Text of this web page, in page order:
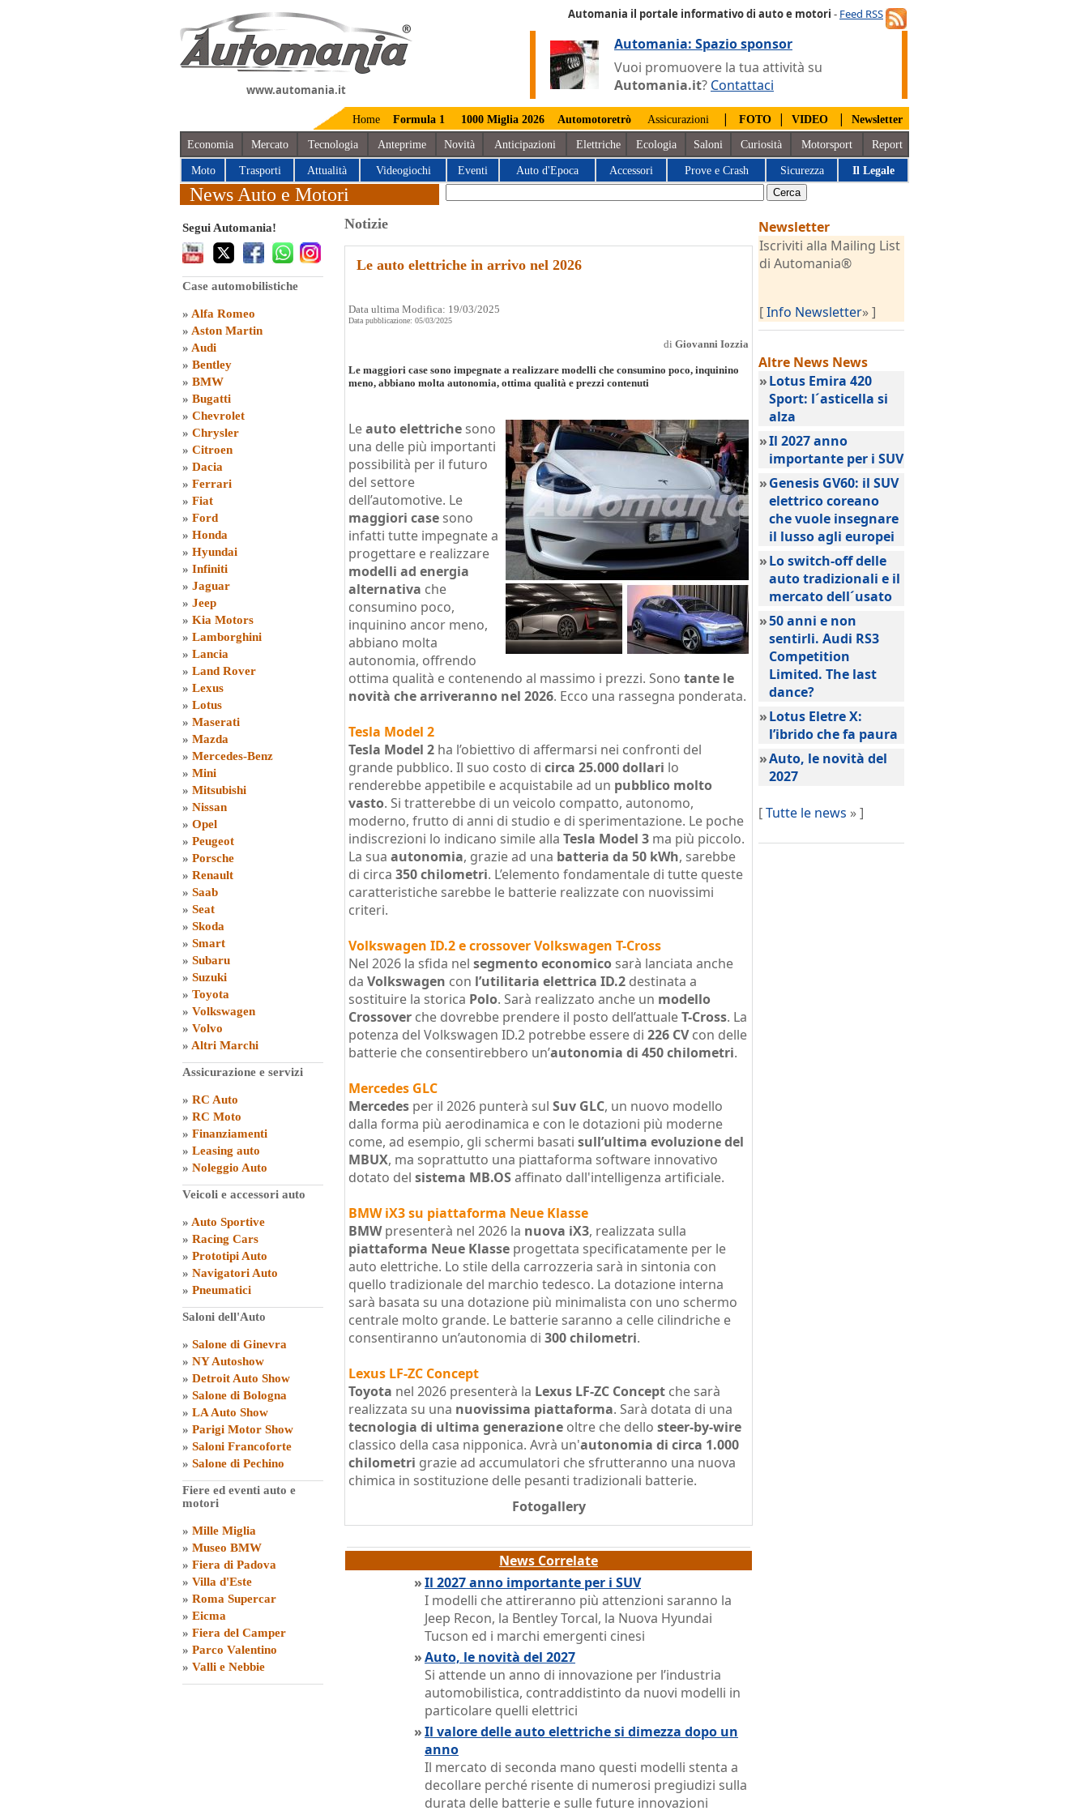
www.automania.it
Automania il portale informativo di auto e motori - Feed RSS
Automania: Spazio sponsor
Vuoi promuovere la tua attività su
Automania.it? Contattaci
Home Formula 1 1000 Miglia 2026 Automotoretrò Assicurazioni | FOTO | VIDEO | Newsletter
Economia Mercato Tecnologia Anteprime Novità Anticipazioni Elettriche Ecologia Saloni Curiosità Motorsport Report
Moto Trasporti Attualità Videogiochi Eventi Auto d'Epoca Accessori Prove e Crash Sicurezza Il Legale
News Auto e Motori
Segui Automania!
Case automobilistiche
» Alfa Romeo
» Aston Martin
» Audi
» Bentley
» BMW
» Bugatti
» Chevrolet
» Chrysler
» Citroen
» Dacia
» Ferrari
» Fiat
» Ford
» Honda
» Hyundai
» Infiniti
» Jaguar
» Jeep
» Kia Motors
» Lamborghini
» Lancia
» Land Rover
» Lexus
» Lotus
» Maserati
» Mazda
» Mercedes-Benz
» Mini
» Mitsubishi
» Nissan
» Opel
» Peugeot
» Porsche
» Renault
» Saab
» Seat
» Skoda
» Smart
» Subaru
» Suzuki
» Toyota
» Volkswagen
» Volvo
» Altri Marchi
Assicurazione e servizi
» RC Auto
» RC Moto
» Finanziamenti
» Leasing auto
» Noleggio Auto
Veicoli e accessori auto
» Auto Sportive
» Racing Cars
» Prototipi Auto
» Navigatori Auto
» Pneumatici
Saloni dell'Auto
» Salone di Ginevra
» NY Autoshow
» Detroit Auto Show
» Salone di Bologna
» LA Auto Show
» Parigi Motor Show
» Saloni Francoforte
» Salone di Pechino
Fiere ed eventi auto e
motori
» Mille Miglia
» Museo BMW
» Fiera di Padova
» Villa d'Este
» Roma Supercar
» Eicma
» Fiera del Camper
» Parco Valentino
» Valli e Nebbie
Notizie
Le auto elettriche in arrivo nel 2026
Data ultima Modifica: 19/03/2025
Data pubblicazione: 05/03/2025
di Giovanni Iozzia
Le maggiori case sono impegnate a realizzare modelli che consumino poco, inquinino
meno, abbiano molta autonomia, ottima qualità e prezzi contenuti
Leauto elettriche sono
una delle più importanti
possibilità per il futuro
del settore
dell’automotive. Le
maggiori case sono
infatti tutte impegnate a
progettare e realizzare
modelli ad energia
alternativa che
consumino poco,
inquinino ancor meno,
abbiano molta
autonomia, offrendo
ottima qualità e contenendo al massimo i prezzi. Sono tante le
novità che arriveranno nel 2026. Ecco una rassegna ponderata.
Tesla Model 2
Tesla Model 2 ha l’obiettivo di affermarsi nei confronti del
grande pubblico. Il suo costo di circa 25.000 dollari lo
renderebbe appetibile e acquistabile ad un pubblico molto
vasto. Si tratterebbe di un veicolo compatto, autonomo,
moderno, frutto di anni di studio e di sperimentazione. Le poche
indiscrezioni lo indicano simile alla Tesla Model 3 ma più piccolo.
La sua autonomia, grazie ad una batteria da 50 kWh, sarebbe
di circa 350 chilometri. L’elemento fondamentale di tutte queste
caratteristiche sarebbe le batterie realizzate con nuovissimi
criteri.
Volkswagen ID.2 e crossover Volkswagen T-Cross
Nel 2026 la sfida nel segmento economico sarà lanciata anche
da Volkswagen con l’utilitaria elettrica ID.2 destinata a
sostituire la storica Polo. Sarà realizzato anche un modello
Crossover che dovrebbe prendere il posto dell’attualeT-Cross. La
potenza del Volkswagen ID.2 potrebbe essere di 226 CVcon delle
batterie che consentirebbero un’autonomia di 450 chilometri.
Mercedes GLC
Mercedes per il 2026 punterà sul Suv GLC, un nuovo modello
dalla forma più aerodinamica e con le dotazioni più moderne
come, ad esempio, gli schermi basati sull’ultima evoluzione del
MBUX, ma soprattutto una piattaforma software innovativo
dotato del sistema MB.OS affinato dall'intelligenza artificiale.
BMW iX3 su piattaforma Neue Klasse
BMWpresenterà nel 2026 la nuova iX3, realizzata sulla
piattaforma Neue Klasse progettata specificatamente per le
auto elettriche. Lo stile della carrozzeria sarà in sintonia con
quello tradizionale del marchio tedesco. La dotazione interna
sarà basata su una dotazione più minimalista con uno schermo
centrale molto grande. Le batterie saranno a celle cilindriche e
consentiranno un’autonomia di 300 chilometri.
Lexus LF-ZC Concept
Toyota nel 2026 presenterà la Lexus LF-ZC Concept che sarà
realizzata su una nuovissima piattaforma. Sarà dotata di una
tecnologia di ultima generazione oltre che dello steer-by-wire
classico della casa nipponica. Avrà un'autonomia di circa 1.000
chilometri grazie ad accumulatori che sfrutteranno una nuova
chimica in sostituzione delle pesanti tradizionali batterie.
Fotogallery
News Correlate
»Il 2027 anno importante per i SUV
I modelli che attireranno più attenzioni saranno la
Jeep Recon, la Bentley Torcal, la Nuova Hyundai
Tucson ed i marchi emergenti cinesi
»Auto, le novità del 2027
Si attende un anno di innovazione per l’industria
automobilistica, contraddistinto da nuovi modelli in
particolare quelli elettrici
»Il valore delle auto elettriche si dimezza dopo un
anno
Il mercato di seconda mano questi modelli stenta a
decollare perché risente di numerosi pregiudizi sulla
durata delle batterie e sulle future innovazioni
Newsletter
Iscriviti alla Mailing List
di Automania®
[Info Newsletter» ]
Altre News News
»Lotus Emira 420
Sport: l´asticella si
alza
»Il 2027 anno
importante per i SUV
»Genesis GV60: il SUV
elettrico coreano
che vuole insegnare
il lusso agli europei
»Lo switch-off delle
auto tradizionali e il
mercato dell´usato
»50 anni e non
sentirli. Audi RS3
Competition
Limited. The last
dance?
»Lotus Eletre X:
l’ibrido che fa paura
»Auto, le novità del
2027
[Tutte le news » ]